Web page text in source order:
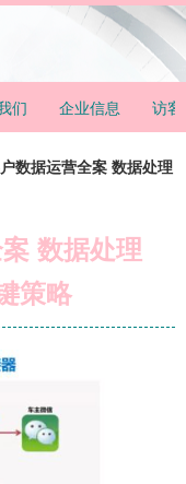
们 企业信息 访客
数据运营全案 数据处理
数据处理
策略